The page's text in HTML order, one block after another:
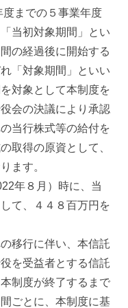
までの５事業年度
当初対象期間」とい
の経過後に開始する
「対象期間」といい
対象として本制度を
会の決議により承認
当行株式等の給付を
取得の原資として、
ます。
年８月）時に、当
て、４４８百万円を
移行に伴い、本信託
を受益者とする信託
制度が終了するまで
ごとに、本制度に基